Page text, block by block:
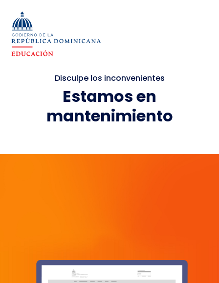
Disculpe los inconvenientes
Estamos en
mantenimiento